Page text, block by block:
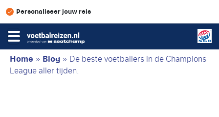
Personaliseer jouw reis
Home » Blog » De beste voetballers in de Champions
League aller tijden.